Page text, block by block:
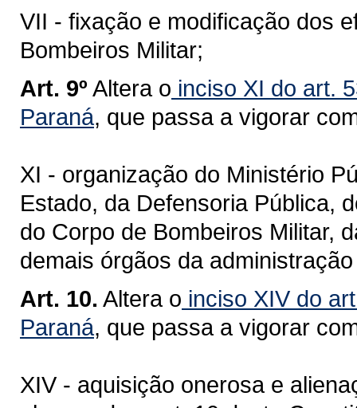
VII - fixação e modificação dos
Bombeiros Militar;
Art. 9º Altera o inciso XI do art.
Paraná, que passa a vigorar
XI - organização do Ministério
Estado, da Defensoria Pública,
do Corpo de Bombeiros Militar,
demais órgãos da
Art. 10. Altera o inciso XIV do
Paraná, que passa a vigorar
XIV - aquisição onerosa e